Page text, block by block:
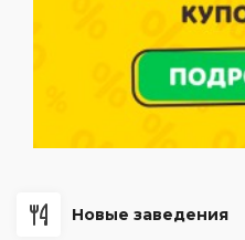
Новые заведения